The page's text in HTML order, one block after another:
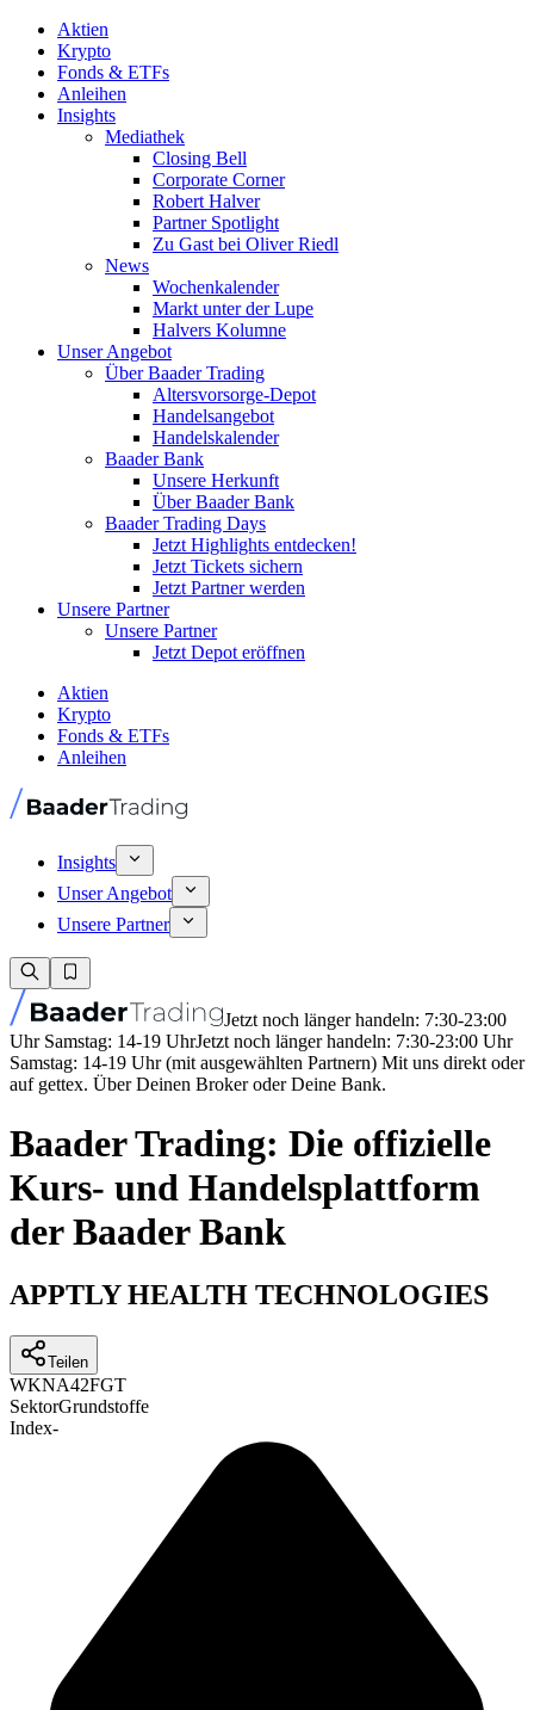
Aktien
Krypto
Fonds & ETFs
Anleihen
Insights
Mediathek
Closing Bell
Corporate Corner
Robert Halver
Partner Spotlight
Zu Gast bei Oliver Riedl
News
Wochenkalender
Markt unter der Lupe
Halvers Kolumne
Unser Angebot
Über Baader Trading
Altersvorsorge-Depot
Handelsangebot
Handelskalender
Baader Bank
Unsere Herkunft
Über Baader Bank
Baader Trading Days
Jetzt Highlights entdecken!
Jetzt Tickets sichern
Jetzt Partner werden
Unsere Partner
Unsere Partner
Jetzt Depot eröffnen
Aktien
Krypto
Fonds & ETFs
Anleihen
Insights
Unser Angebot
Unsere Partner
Jetzt noch länger handeln: 7:30-23:00
Uhr Samstag: 14-19 UhrJetzt noch länger handeln: 7:30-23:00 Uhr
Samstag: 14-19 Uhr (mit ausgewählten Partnern) Mit uns direkt oder
auf gettex. Über Deinen Broker oder Deine Bank.
Baader Trading: Die offizielle
Kurs- und Handelsplattform
der Baader Bank
APPTLY HEALTH TECHNOLOGIES
Teilen
WKNA42FGT
SektorGrundstoffe
Index-